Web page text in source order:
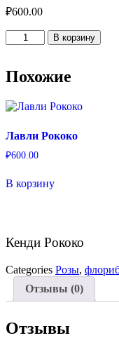
₽600.00
Количество
товара
Рококо
В корзину
Похожие
Лавли Рококо
₽600.00
В корзину
Кенди Рококо
Categories Розы,
Отзывы (0)
Отзывы